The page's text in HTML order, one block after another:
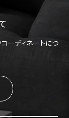
ーディネートにつ